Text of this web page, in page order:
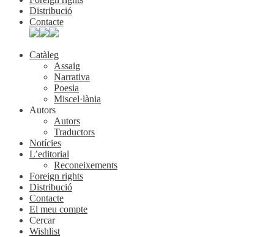
Distribució
Contacte
Catàleg
Assaig
Narrativa
Poesia
Miscel·lània
Autors
Autors
Traductors
Notícies
L’editorial
Reconeixements
Foreign rights
Distribució
Contacte
El meu compte
Cercar
Wishlist